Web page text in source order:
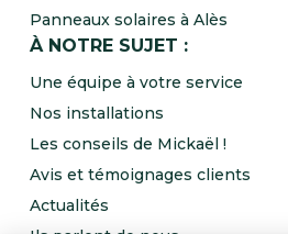
Panneaux solaires à Alès
À NOTRE SUJET :
Une équipe à votre service
Nos installations
Les conseils de Mickaël !
Avis et témoignages clients
Actualités